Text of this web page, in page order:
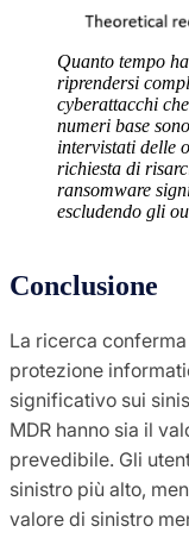
Quanto tempo
riprendersi
cyberattacchi
numeri base
intervistati delle
richiesta di
ransomware
escludendo gli
Conclusione
La ricerca
protezione
significativo sui
MDR hanno sia il
prevedibile. Gli
sinistro più alto,
valore di sinistro